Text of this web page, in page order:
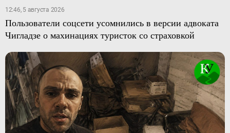
12:46, 5 августа 2026
Пользователи соцсети усомнились в версии адвоката
Чигладзе о махинациях туристок со страховкой